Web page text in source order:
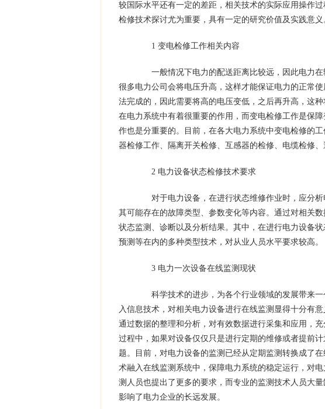
较国际水平还有一定的差距，相关技术的实际应用操作
检修技术探讨尤为重要，具有一定的研究价值及实践意义
1 变电检修工作相关内容
一般情况下电力的配送距离比较远，因此电力在
很多电力公司会将电压升高，这样才能保证电力的正常
法完成的，因此需要将高的电压变低，之后再升高，这
在电力系统中有着很重要的作用，而变电检修工作是保
作也是分重要的。目前，在各大电力系统中变电检修的
器检修工作、隔离开关检修、互感器的检修、电缆检修
2 电力设备状态检修技术要求
对于电力设备，在进行状态维修作业时，应分析
其可能存在的故障类型、参数变化等内容。通过对相关
状态监测、诊断以及分析结果。其中，在进行电力设备
预测等在内的多种类型技术，对从业人员水平要求较高。
3 电力一次设备在线监测现状
科学技术的进步，为各个行业领域的发展带来一
入信息技术，对相关电力设备进行在线监测显得十分有
通过数据的整理和分析，对有效数据进行采集和应用，
过程中，如果对设备仅仅只是进行定期的维修或者提前
题。目前，对电力设备的监测已经从定期监测转换成了
术融入在线监测系统中，保障电力系统的稳定运行，对
测人员也提出了更多的要求，而专业的监测技术人员大
影响了电力企业的长远发展。